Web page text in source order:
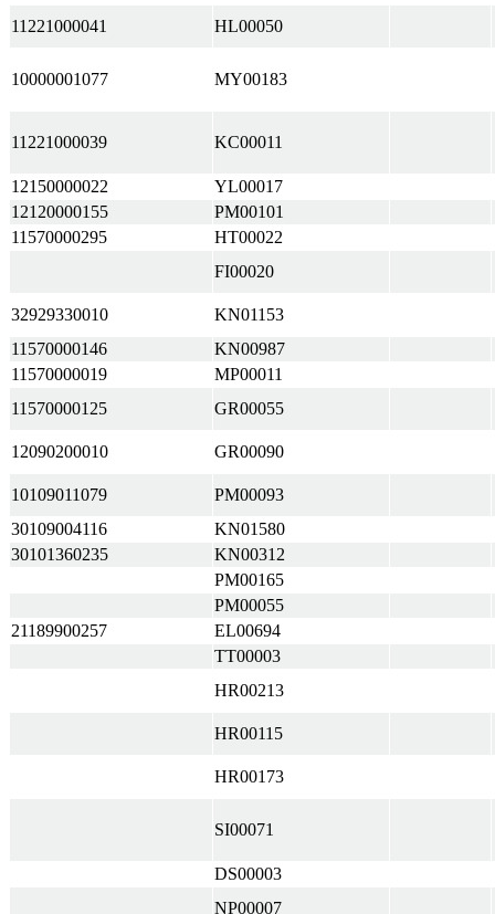
11221000041 HL00050
10000001077 MY00183
11221000039 KC00011
12150000022
YL00017
12120000155
PM00101
11570000295
HT00022
FI00020
32929330010
KN01153
11570000146
KN00987
11570000019
MP00011
11570000125
GR00055
12090200010 GR00090
10109011079 PM00093
30109004116
KN01580
30101360235
KN00312
PM00165
PM00055
21189900257
EL00694
TT00003
HR00213
HR00115
HR00173
SI00071
DS00003
NP00007